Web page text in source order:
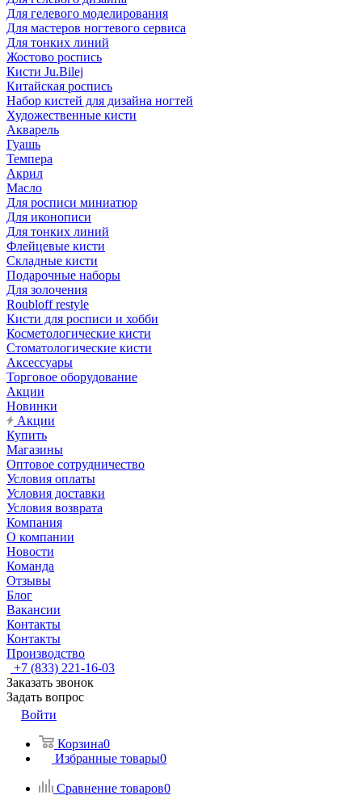
Для гелевого моделирования
Для мастеров ногтевого сервиса
Для тонких линий
Жостово роспись
Кисти Ju.Bilej
Китайская роспись
Набор кистей для дизайна ногтей
Художественные кисти
Акварель
Гуашь
Темпера
Акрил
Масло
Для росписи миниатюр
Для иконописи
Для тонких линий
Флейцевые кисти
Складные кисти
Подарочные наборы
Для золочения
Roubloff restyle
Кисти для росписи и хобби
Косметологические кисти
Стоматологические кисти
Аксессуары
Торговое оборудование
Акции
Новинки
Акции
Купить
Магазины
Оптовое сотрудничество
Условия оплаты
Условия доставки
Условия возврата
Компания
О компании
Новости
Команда
Отзывы
Блог
Вакансии
Контакты
Контакты
Производство
+7 (833) 221-16-03
Заказать звонок
Задать вопрос
Войти
Корзина0
Избранные товары0
Сравнение товаров0